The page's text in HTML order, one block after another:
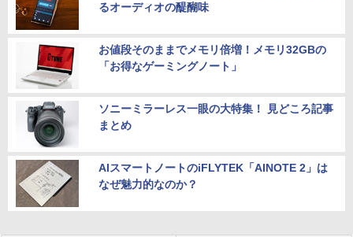
るオーディオの醍醐味
お値段そのままでメモリ倍増！メモリ32GBの
「お得なゲーミングノート」
ソニーミラーレス一眼の大特集！ 見どころ記事
まとめ
AIスマートノートのiFLYTEK「AINOTE 2」は
なぜ魅力的なのか？